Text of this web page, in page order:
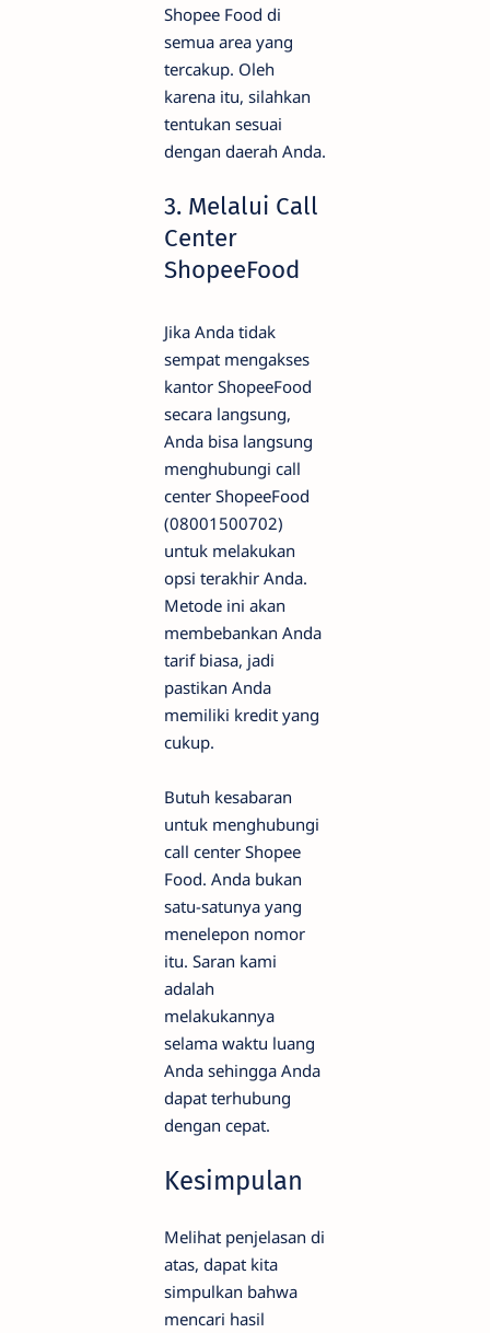
Shopee Food di
semua area yang
tercakup. Oleh
karena itu, silahkan
tentukan sesuai
dengan daerah Anda.
3. Melalui Call
Center
ShopeeFood
Jika Anda tidak
sempat mengakses
kantor ShopeeFood
secara langsung,
Anda bisa langsung
menghubungi call
center ShopeeFood
(08001500702)
untuk melakukan
opsi terakhir Anda.
Metode ini akan
membebankan Anda
tarif biasa, jadi
pastikan Anda
memiliki kredit yang
cukup.
Butuh kesabaran
untuk menghubungi
call center Shopee
Food. Anda bukan
satu-satunya yang
menelepon nomor
itu. Saran kami
adalah
melakukannya
selama waktu luang
Anda sehingga Anda
dapat terhubung
dengan cepat.
Kesimpulan
Melihat penjelasan di
atas, dapat kita
simpulkan bahwa
mencari hasil